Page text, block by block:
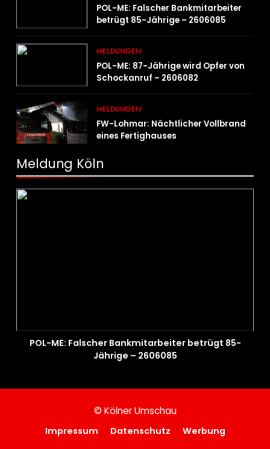
POL-ME: Falscher Bankmitarbeiter
betrügt 85-Jährige – 2606085
MELDUNGEN
POL-ME: 87-Jährige wird Opfer von
Schockanruf – 2606082
MELDUNGEN
FW-Lohmar: Nächtlicher Vollbrand
eines Fertighauses
Meldung Köln
POL-ME: Falscher Bankmitarbeiter betrügt 85-
Jährige – 2606085
© Kölner Umschau
Impressum Datenschutz Werbung